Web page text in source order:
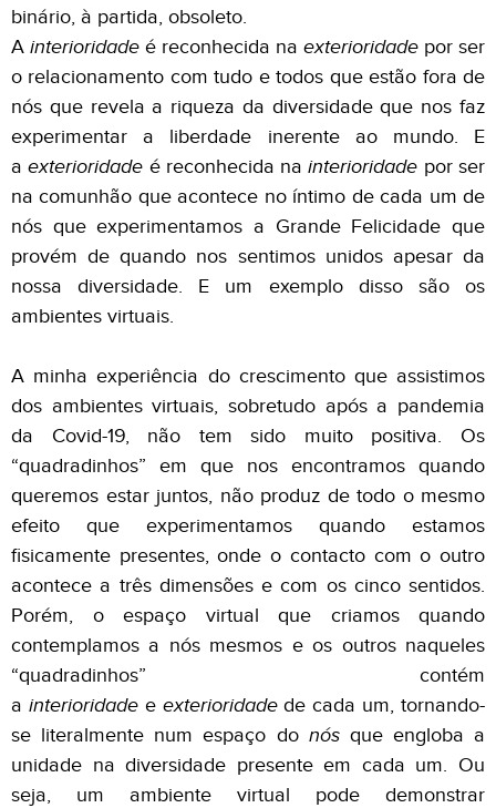
binário, à partida, obsoleto.
A interioridade é reconhecida na exterioridade por ser
o relacionamento com tudo e todos que estão fora de
nós que revela a riqueza da diversidade que nos faz
experimentar a liberdade inerente ao mundo. E
aexterioridade é reconhecida nainterioridade por ser
na comunhão que acontece no íntimo de cada um de
nós que experimentamos a Grande Felicidade que
provém de quando nos sentimos unidos apesar da
nossa diversidade. E um exemplo disso são os
ambientes virtuais.
A minha experiência do crescimento que assistimos
dos ambientes virtuais, sobretudo após a pandemia
da Covid-19, não tem sido muito positiva. Os
“quadradinhos” em que nos encontramos quando
queremos estar juntos, não produz de todo o mesmo
efeito que experimentamos quando estamos
fisicamente presentes, onde o contacto com o outro
acontece a três dimensões e com os cinco sentidos.
Porém, o espaço virtual que criamos quando
contemplamos a nós mesmos e os outros naqueles
“quadradinhos” contém
a interioridadee exterioridadede cada um, tornando-
se literalmente num espaço do nósque engloba a
unidade na diversidade presente em cada um. Ou
seja, um ambiente virtual pode demonstrar